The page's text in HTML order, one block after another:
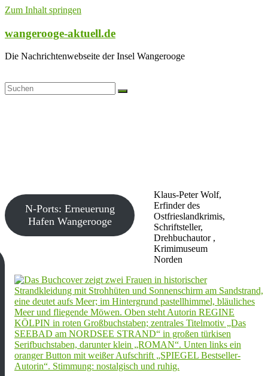
Zum Inhalt springen
wangerooge-aktuell.de
Die Nachrichtenwebseite der Insel Wangerooge
Klaus-Peter Wolf,
Erfinder des
Ostfrieslandkrimis,
Schriftsteller,
Drehbuchautor ,
Krimimuseum
Norden
N-Ports: Erneuerung
Hafen Wangerooge